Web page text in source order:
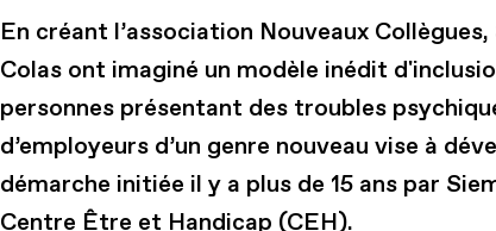
En créant l’association Nouveaux
Colas ont imaginé un modèle inédit
personnes présentant des troubles
d’employeurs d’un genre nouveau vise à
démarche initiée il y a plus de 15 ans par
Centre Être et Handicap (CEH).